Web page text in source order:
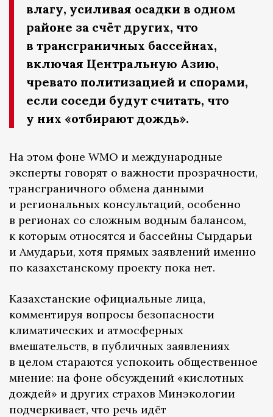
влагу, усиливая осадки в одном
районе за счёт других, что
в трансграничных бассейнах,
включая Центральную Азию,
чревато политизацией и спорами,
если соседи будут считать, что
у них «отбирают дождь».
На этом фоне WMO и международные
эксперты говорят о важности прозрачности,
трансграничного обмена данными
и региональных консультаций, особенно
в регионах со сложным водным балансом,
к которым относятся и бассейны Сырдарьи
и Амударьи, хотя прямых заявлений именно
по казахстанскому проекту пока нет.
Казахстанские официальные лица,
комментируя вопросы безопасности
климатических и атмосферных
вмешательств, в публичных заявлениях
в целом стараются успокоить общественное
мнение: на фоне обсуждений «кислотных
дождей» и других страхов Минэкологии
подчеркивает, что речь идёт